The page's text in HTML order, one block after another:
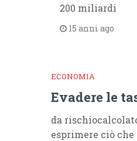
200 miliardi
15 anni ago
ECONOMIA
Evadere le
da
esprimere ciò che